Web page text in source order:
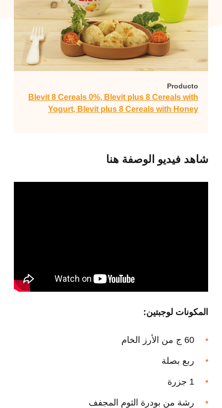
Producto
Blevit 8 Cereals 0%, Blevit plus 8 Cereals with
Yogurt, Blevit plus 8 Cereals with Honey
شاهد فيديو الوصفة هنا
المكونات لوجبتين:
60 ج من الأرز الخام
ربع بصلة
1 جزرة
رشة من بودرة الثوم المجفف